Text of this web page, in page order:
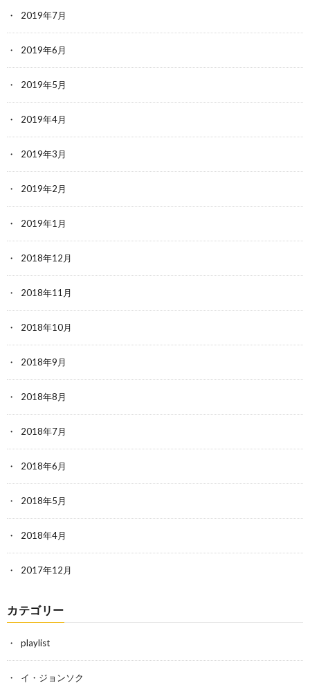
2019年7月
2019年6月
2019年5月
2019年4月
2019年3月
2019年2月
2019年1月
2018年12月
2018年11月
2018年10月
2018年9月
2018年8月
2018年7月
2018年6月
2018年5月
2018年4月
2017年12月
カテゴリー
playlist
イ・ジョンソク